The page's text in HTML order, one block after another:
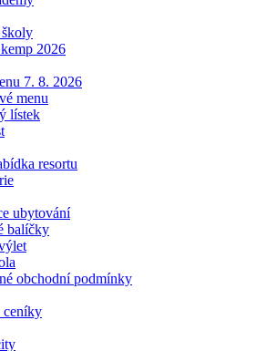
2026
7. 8. 2026
menu
lístek
resortu
ubytování
balíčky
obchodní podmínky
ceníky